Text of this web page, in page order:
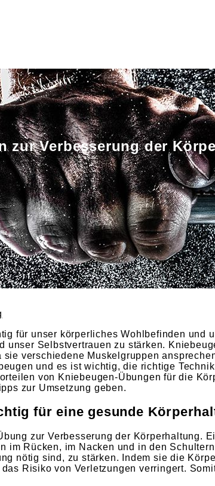
zur Verbesserung der
für unser körperliches Wohlbefinden und
unser Selbstvertrauen zu stärken.
sie verschiedene Muskelgruppen
und es ist wichtig, die richtige
von Kniebeugen-Übungen für die
zur Umsetzung geben.
für eine gesunde
zur Verbesserung der Körperhaltung.
im Rücken, im Nacken und in den
nötig sind, zu stärken. Indem sie die
Risiko von Verletzungen verringert.